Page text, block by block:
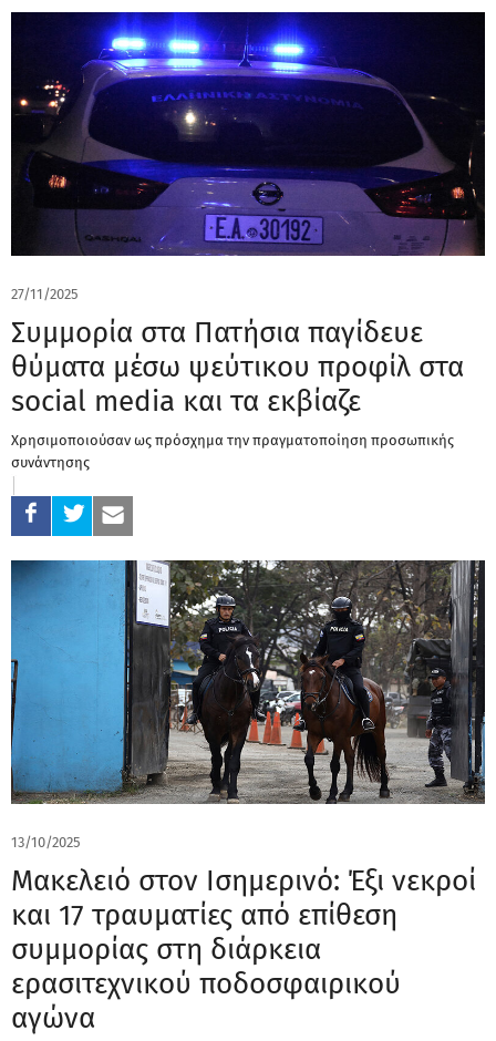
27/11/2025
Συμμορία στα Πατήσια παγίδευε
θύματα μέσω ψεύτικου προφίλ στα
social media και τα εκβίαζε
Χρησιμοποιούσαν ως πρόσχημα την πραγματοποίηση προσωπικής
συνάντησης
13/10/2025
Μακελειό στον Ισημερινό: Έξι νεκροί
και 17 τραυματίες από επίθεση
συμμορίας στη διάρκεια
ερασιτεχνικού ποδοσφαιρικού
αγώνα